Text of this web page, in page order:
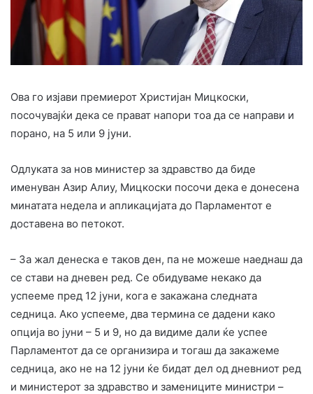
Ова го изјави премиерот Христијан Мицкоски,
посочувајќи дека се прават напори тоа да се направи и
порано, на 5 или 9 јуни.
Одлуката за нов министер за здравство да биде
именуван Азир Алиу, Мицкоски посочи дека е донесена
минатата недела и апликацијата до Парламентот е
доставена во петокот.
– За жал денеска е таков ден, па не можеше наеднаш да
се стави на дневен ред. Се обидуваме некако да
успееме пред 12 јуни, кога е закажана следната
седница. Ако успееме, два терминa се дадени како
опција во јуни – 5 и 9, но да видиме дали ќе успее
Парламентот да се организира и тогаш да закажеме
седница, ако не на 12 јуни ќе бидат дел од дневниот ред
и министерот за здравство и замениците министри –